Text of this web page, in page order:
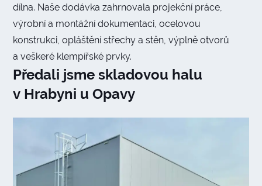
dílna. Naše dodávka zahrnovala projekční práce,
výrobní a montážní dokumentaci, ocelovou
konstrukci, opláštění střechy a stěn, výplně otvorů
a veškeré klempířské prvky.
Předali jsme skladovou halu
v Hrabyni u Opavy